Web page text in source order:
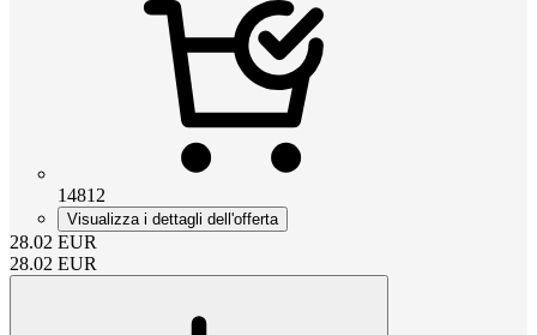
14812
Visualizza i dettagli dell'offerta
28.02 EUR
28.02 EUR